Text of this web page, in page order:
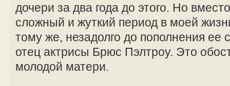
дочери за два года до этого. Но
сложный и жуткий период в моей
тому же, незадолго до пополнения ее
отец актрисы Брюс Пэлтроу. Это
молодой матери.